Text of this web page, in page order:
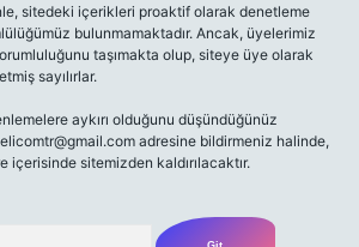
sitedeki içerikleri proaktif olarak denetleme
bulunmamaktadır. Ancak, üyelerimiz
taşımakta olup, siteye üye olarak
sayılırlar.
aykırı olduğunu düşündüğünüz
adresine bildirmeniz halinde,
içerisinde sitemizden kaldırılacaktır.